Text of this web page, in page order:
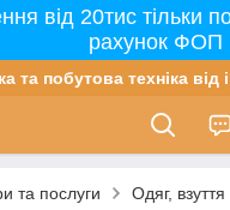
від 20тис тільки
рахунок ФОП
та побутова техніка
та послуги Одяг,